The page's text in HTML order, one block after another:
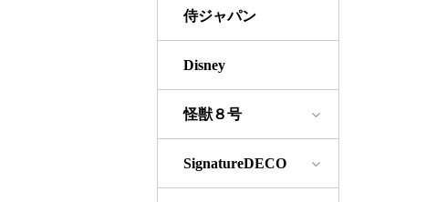
侍ジャパン
Disney
怪獣８号
SignatureDECO